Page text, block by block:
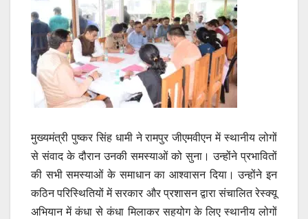
मुख्यमंत्री पुष्कर सिंह धामी ने रामपुर जीएमवीएन में स्थानीय लोगों
से संवाद के दौरान उनकी समस्याओं को सुना। उन्होंने प्रभावितों
की सभी समस्याओं के समाधान का आश्वासन दिया। उन्होंने इन
कठिन परिस्थितियों में सरकार और प्रशासन द्वारा संचालित रेस्क्यू
अभियान में कंधा से कंधा मिलाकर सहयोग के लिए स्थानीय लोगों